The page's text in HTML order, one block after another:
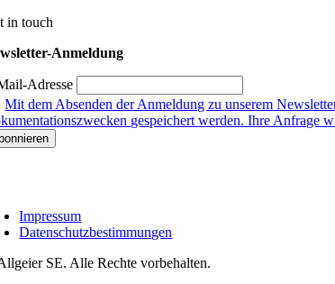
in touch
Anmeldung
Adresse
Mit dem Absenden der Anmeldung zu unserem
gespeichert werden. Ihre Anfrage
Impressum
Datenschutzbestimmungen
SE. Alle Rechte vorbehalten.